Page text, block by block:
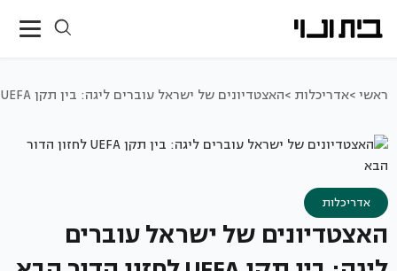
ראשי >אדריכלות >האצטדיונים של ישראל עוברים ליגה: בין תקן UEFA לחזון הדור הבא
אדריכלות
האצטדיונים של ישראל עוברים